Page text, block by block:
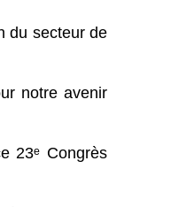
du secteur de
notre avenir
23ᵉ Congrès